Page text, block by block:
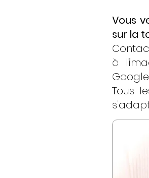
Vous
sur la
à
Tous